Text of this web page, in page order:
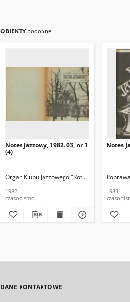
OBIEKTY podobne
Notes Jazzowy, 1982. 03, nr 1
(4)
Organ Klubu Jazzowego "Rotunda" Skoczek,
1982
czasopismo
Notes
1983
DANE KONTAKTOWE